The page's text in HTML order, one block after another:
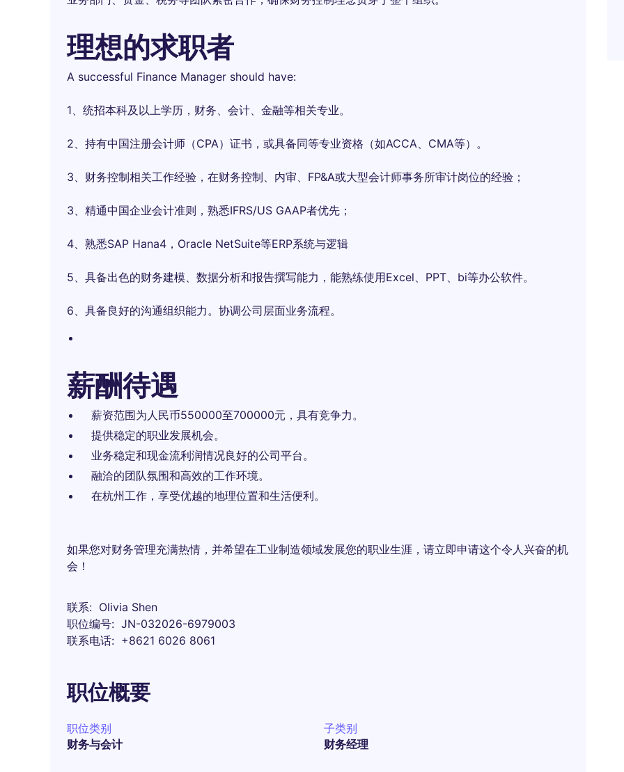
理想的求职者
A successful Finance Manager should have:
1、统招本科及以上学历，财务、会计、金融等相关专业。
2、持有中国注册会计师（CPA）证书，或具备同等专业资格（如ACCA、CMA等）。
3、财务控制相关工作经验，在财务控制、内审、FP&A或大型会计师事务所审计岗位的经验；
3、精通中国企业会计准则，熟悉IFRS/US GAAP者优先；
4、熟悉SAP Hana4，Oracle NetSuite等ERP系统与逻辑
5、具备出色的财务建模、数据分析和报告撰写能力，能熟练使用Excel、PPT、bi等办公软件。
6、具备良好的沟通组织能力。协调公司层面业务流程。
薪酬待遇
薪资范围为人民币550000至700000元，具有竞争力。
提供稳定的职业发展机会。
业务稳定和现金流利润情况良好的公司平台。
融洽的团队氛围和高效的工作环境。
在杭州工作，享受优越的地理位置和生活便利。
如果您对财务管理充满热情，并希望在工业制造领域发展您的职业生涯，请立即申请这个令人兴奋的机
会！
联系
Olivia Shen
职位编号
JN-032026-6979003
联系电话
+8621 6026 8061
职位概要
职位类别
财务与会计
子类别
财务经理